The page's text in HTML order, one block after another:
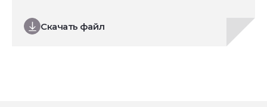
Скачать файл